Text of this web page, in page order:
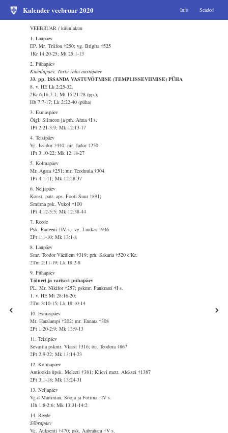
Kalender veebruar 2020 Info Seaded
VEEBRUAR / küünlakuu
1. Laupäev
EP. Mr. Triifon †250; vg. Brigita †525
1Kr 14:20-25; Mt 25:1-13
2. Pühapäev
Küünlapäev, Tartu rahu aastapäev
33. pp. ISSANDA VASTUVÕTMISE (TEMPLISSEVIIMISE) PÜHA
8. v. HE Lk 2:25-32.
2Kr 6:16-7:1; Mt 15:21-28 (pp.);
Hb 7:7-17; Lk 2:22-40 (püha)
3. Esmaspäev
Õigl. Siimeon ja prh. Anna †I s.
1Pt 2:21-3:9; Mk 12:13-17
4. Teisipäev
Vg. Issidor †440; mr. Jador †250
1Pt 3:10-22; Mk 12:18-27
5. Kolmapäev
Mr. Agata †251; mr. Teoduula †304
1Pt 4:1-11; Mk 12:28-37
6. Neljapäev
Konst. patr. aps. Footi Suur †891;
Smürna psk. Vukol †100
1Pt 4:12-5:5; Mk 12:38-44
7. Reede
Psk. Parteeni †IV s.; vg. Luukas †946
2Pt 1:1-10; Mk 13:1-8
8. Laupäev
Smr. Teodor Väeülem †319; prh. Sakaria †520 e.Kr.
2Tm 2:11-19; Lk 18:2-8
9. Pühapäev
Tölneri ja variseri pühapäev
PL. Mr. Nikifor †257; pskmr. Pankraati †I s.
1. v. HE Mt 28:16-20;
2Tm 3:10-15; Lk 18:10-14
10. Esmaspäev
Mr. Haralampi †202; mr. Ennata †308
2Pt 1:20-2:9; Mk 13:9-13
11. Teisipäev
Sevastia pskmr. Vlaasi †316; õu. Teodora †867
2Pt 2:9-22; Mk 13:14-23
12. Kolmapäev
Antiookia üpsk. Meleeti †381; Kiievi metr. Aleksei †1387
2Pt 3:1-18; Mk 13:24-31
13. Neljapäev
Vg-d Martinian, Sooja ja Fotiina †IV s.
1Jh 1:8-2:6; Mk 13:31-14:2
14. Reede
Sõbrapäev
Vg. Auksenti †470; psk. Aabraham †V s.